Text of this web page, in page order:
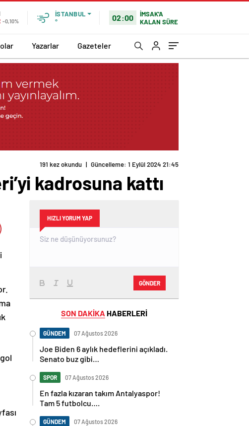
-0,10%
İSTANBUL
°
02:00
İMSAK'A
KALAN SÜRE
Yazarlar Gazeteler
191 kez okundu | Güncelleme: 1 Eylül 2024 21:45
kadrosuna kattı
HIZLI YORUM YAP
GÖNDER
SON DAKİKA HABERLERİ
GÜNDEM 07 Ağustos 2026
Joe Biden 6 aylık hedeflerini açıkladı.
Senato buz gibi…
SPOR 07 Ağustos 2026
En fazla kızaran takım Antalyaspor!
Tam 5 futbolcu….
GÜNDEM 07 Ağustos 2026